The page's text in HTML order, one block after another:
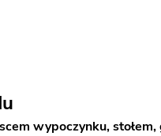
wypoczynku,